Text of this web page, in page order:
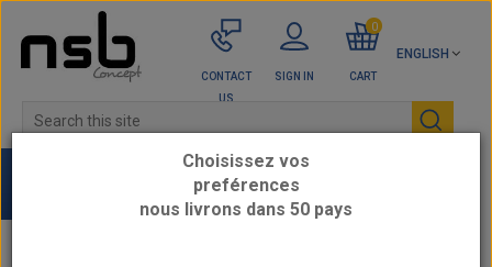
ENGLISH
CONTACT
US
SIGN IN CART
0
Choisissez vos
preférences
nous livrons dans 50 pays